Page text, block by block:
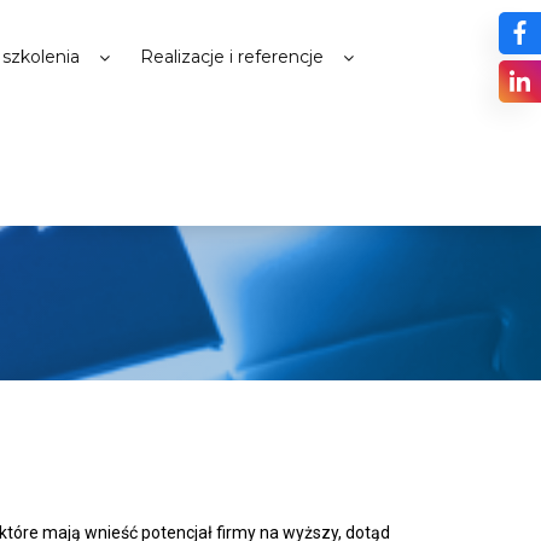
Realizacje i referencje
mają wnieść potencjał firmy na wyższy, dotąd